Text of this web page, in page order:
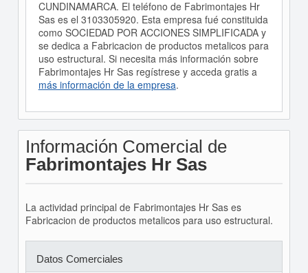
CUNDINAMARCA. El teléfono de Fabrimontajes Hr
Sas es el 3103305920. Esta empresa fué constituida
como SOCIEDAD POR ACCIONES SIMPLIFICADA y
se dedica a Fabricacion de productos metalicos para
uso estructural. Si necesita más información sobre
Fabrimontajes Hr Sas regístrese y acceda gratis a
más información de la empresa.
Información Comercial de
Fabrimontajes Hr Sas
La actividad principal de Fabrimontajes Hr Sas es
Fabricacion de productos metalicos para uso estructural.
Datos Comerciales